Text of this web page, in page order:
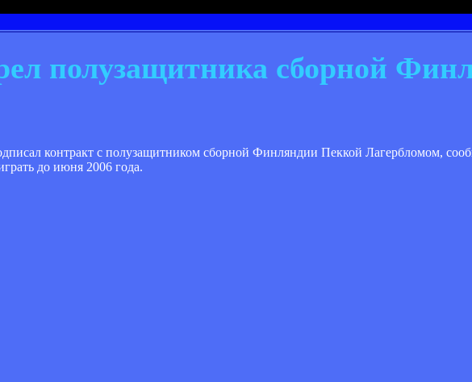
полузащитника сборной
контракт с полузащитником сборной Финляндии Пеккой Лагербломом,
до июня 2006 года.